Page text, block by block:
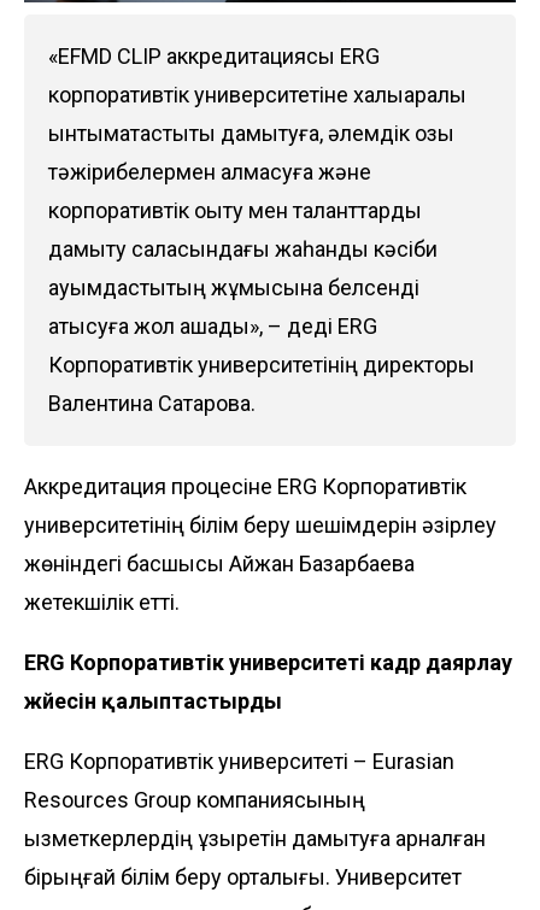
«EFMD CLIP аккредитациясы ERG
корпоративтік университетіне халықаралық
ынтымақтастықты дамытуға, әлемдік озық
тәжірибелермен алмасуға және
корпоративтік оқыту мен таланттарды
дамыту саласындағы жаһандық кәсіби
қауымдастықтың жұмысына белсенді
қатысуға жол ашады», – деді ERG
Корпоративтік университетінің директоры
Валентина Сатарова.
Аккредитация процесіне ERG Корпоративтік
университетінің білім беру шешімдерін әзірлеу
жөніндегі басшысы Айжан Базарбаева
жетекшілік етті.
ERG Корпоративтік университеті кадр даярлау
жүйесін қалыптастырды
ERG Корпоративтік университеті – Eurasian
Resources Group компаниясының
қызметкерлердің құзыретін дамытуға арналған
бірыңғай білім беру орталығы. Университет